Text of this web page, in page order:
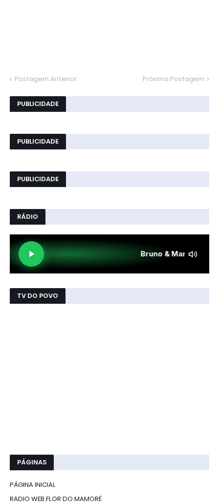
Postagem Anterior Próxima Postagem
PUBLICIDADE
PUBLICIDADE
PUBLICIDADE
RÁDIO
TV DO POVO
PÁGINAS
PÁGINA INICIAL
RADIO WEB FLOR DO MAMORÉ